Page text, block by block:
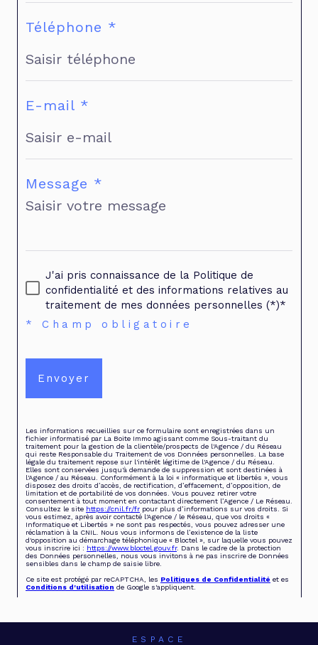
Téléphone *
E-mail *
Message *
J'ai pris connaissance de la Politique de
confidentialité et des informations relatives au
traitement de mes données personnelles (*)*
* Champ obligatoire
Envoyer
Les informations recueillies sur ce formulaire sont enregistrées dans un
fichier informatisé par La Boite Immo agissant comme Sous-traitant du
traitement pour la gestion de la clientèle/prospects de l'Agence / du Réseau
qui reste Responsable du Traitement de vos Données personnelles. La base
légale du traitement repose sur l'intérêt légitime de l'Agence / du Réseau.
Elles sont conservées jusqu'à demande de suppression et sont destinées à
l'Agence / au Réseau. Conformément à la loi « informatique et libertés », vous
disposez des droits d’accès, de rectification, d’effacement, d’opposition, de
limitation et de portabilité de vos données. Vous pouvez retirer votre
consentement à tout moment en contactant directement l’Agence / Le Réseau.
Consultez le site https://cnil.fr/fr pour plus d’informations sur vos droits. Si
vous estimez, après avoir contacté l'Agence / le Réseau, que vos droits «
Informatique et Libertés » ne sont pas respectés, vous pouvez adresser une
réclamation à la CNIL. Nous vous informons de l’existence de la liste
d'opposition au démarchage téléphonique « Bloctel », sur laquelle vous pouvez
vous inscrire ici : https://www.bloctel.gouv.fr. Dans le cadre de la protection
des Données personnelles, nous vous invitons à ne pas inscrire de Données
sensibles dans le champ de saisie libre.
Ce site est protégé par reCAPTCHA, les Politiques de Confidentialité et es
Conditions d'utilisation de Google s'appliquent.
ESPACE